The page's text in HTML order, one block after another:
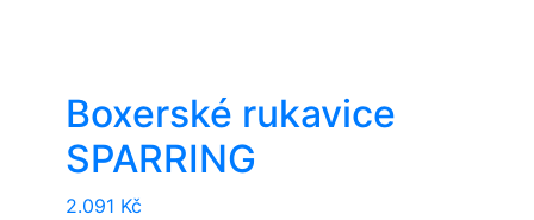
Boxerské rukavice
SPARRING
2.091 Kč